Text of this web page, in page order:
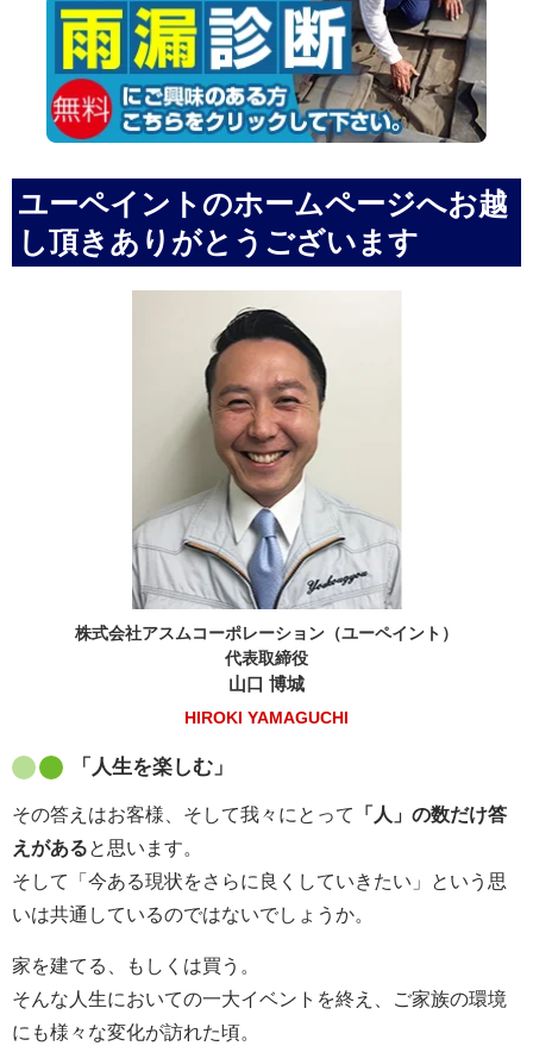
ユーペイントのホームページへお越
し頂きありがとうございます
株式会社アスムコーポレーション（ユーペイント）
代表取締役
山口 博城
HIROKI YAMAGUCHI
「人生を楽しむ」
その答えはお客様、そして我々にとって
「人」の数だけ答
えがあると思います。
そして「今ある現状をさらに良くしていきたい」という思
いは共通しているのではないでしょうか。
家を建てる、もしくは買う。
そんな人生においての一大イベントを終え、ご家族の環境
にも様々な変化が訪れた頃。